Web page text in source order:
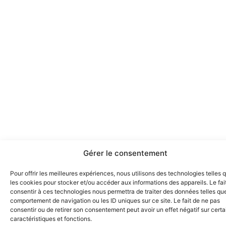
Gérer le consentement
Pour offrir les meilleures expériences, nous utilisons des technologies telles
les cookies pour stocker et/ou accéder aux informations des appareils. Le
consentir à ces technologies nous permettra de traiter des données telles
comportement de navigation ou les ID uniques sur ce site. Le fait de ne pas
consentir ou de retirer son consentement peut avoir un effet négatif sur
caractéristiques et fonctions.